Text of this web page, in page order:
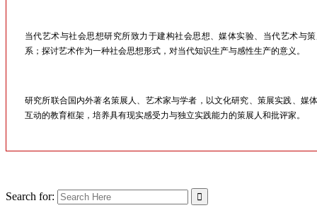
当代艺术与社会思想研究所致力于建构社会思想、媒体实验、当代艺术与
系；探讨艺术作为一种社会思想形式，对当代知识生产与感性生产的意义。
研究所联合国内外著名策展人、艺术家与学者，以文化研究、策展实践、媒
互动的教育框架，培养具有现实感受力与独立实践能力的策展人和批评家。
Search for: